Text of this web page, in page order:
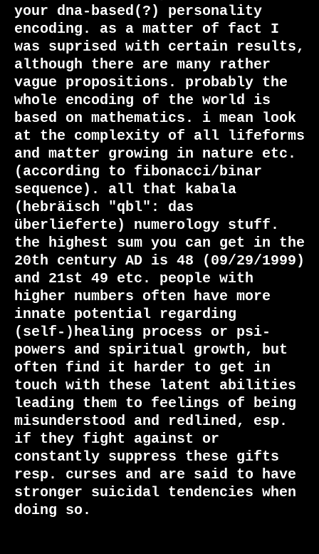
your dna-based(?) personality
encoding. as a matter of fact I
was suprised with certain results,
although there are many rather
vague propositions. probably the
whole encoding of the world is
based on mathematics. i mean look
at the complexity of all lifeforms
and matter growing in nature etc.
(according to fibonacci/binar
sequence). all that kabala
(hebräisch "qbl": das
überlieferte) numerology stuff.
the highest sum you can get in the
20th century AD is 48 (09/29/1999)
and 21st 49 etc. people with
higher numbers often have more
innate potential regarding
(self-)healing process or psi-
powers and spiritual growth, but
often find it harder to get in
touch with these latent abilities
leading them to feelings of being
misunderstood and redlined, esp.
if they fight against or
constantly suppress these gifts
resp. curses and are said to have
stronger suicidal tendencies when
doing so.